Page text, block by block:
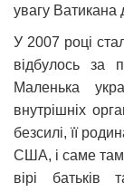
увагу Ватикана
У 2007 році
відбулось за
Маленька
внутрішніх
безсилі, її
США, і саме там
вірі